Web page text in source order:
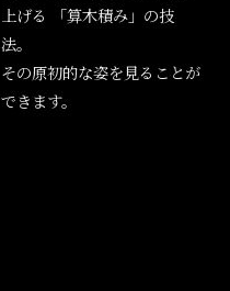
上げる 「算木積み」の技
法。
その原初的な姿を見ることが
できます。